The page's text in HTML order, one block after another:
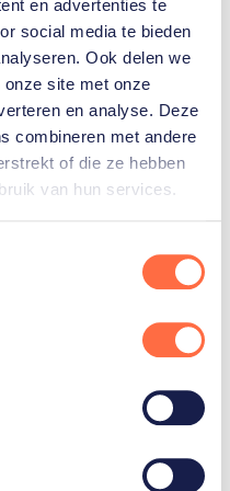
en advertenties te
social media te bieden
Ook delen we
site met onze
en analyse. Deze
combineren met andere
of die ze hebben
van hun services.
Zeilen
Aanholt